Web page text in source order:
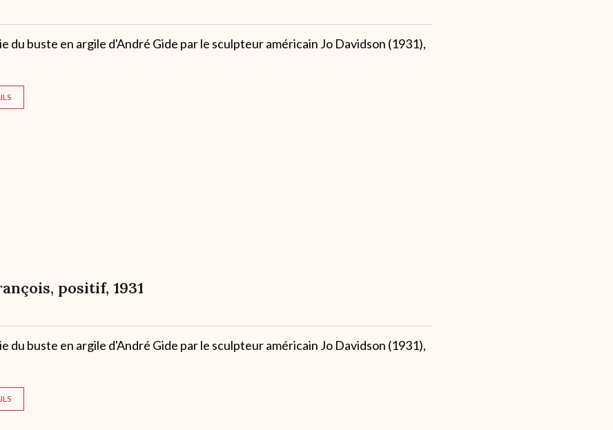
du buste en argile d'André Gide par le sculpteur américain Jo Davidson (1931),
positif, 1931
du buste en argile d'André Gide par le sculpteur américain Jo Davidson (1931),